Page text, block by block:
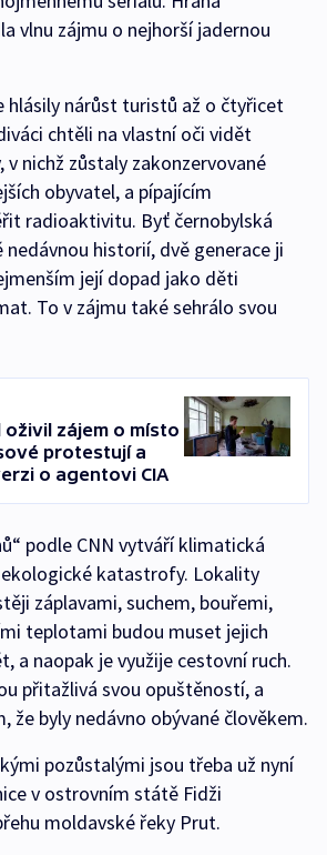
vlnu zájmu o nejhorší jadernou
hlásily nárůst turistů až o čtyřicet
chtěli na vlastní oči vidět
v nichž zůstaly zakonzervované
obyvatel, a pípajícím
radioaktivitu. Byť černobylská
nedávnou historií, dvě generace ji
její dopad jako děti
To v zájmu také sehrálo svou
oživil zájem o místo
protestují a
o agentovi CIA
podle CNN vytváří klimatická
ekologické katastrofy. Lokality
záplavami, suchem, bouřemi,
teplotami budou muset jejich
a naopak je využije cestovní ruch.
přitažlivá svou opuštěností, a
že byly nedávno obývané člověkem.
pozůstalými jsou třeba už nyní
v ostrovním státě Fidži
moldavské řeky Prut.